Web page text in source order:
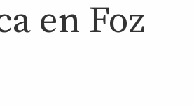
en Foz